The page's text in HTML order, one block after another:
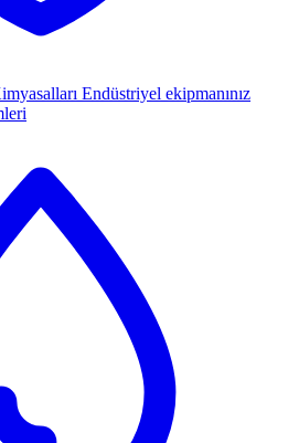
Endüstriyel ekipmanınız